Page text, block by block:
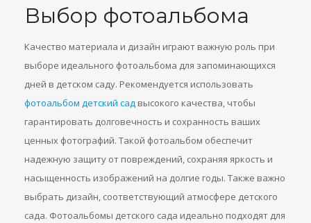
Выбор фотоальбома
Качество материала и дизайн играют важную роль при
выборе идеального фотоальбома для запоминающихся
дней в детском саду. Рекомендуется использовать
фотоальбом детский сад высокого качества, чтобы
гарантировать долговечность и сохранность ваших
ценных фотографий. Такой фотоальбом обеспечит
надежную защиту от повреждений, сохраняя яркость и
насыщенность изображений на долгие годы. Также важно
выбрать дизайн, соответствующий атмосфере детского
сада. Фотоальбомы детского сада идеально подходят для